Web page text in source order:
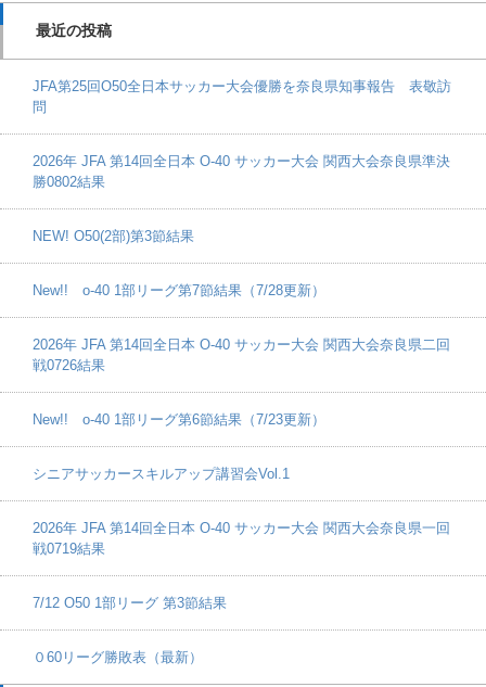
最近の投稿
JFA第25回O50全日本サッカー大会優勝を奈良県知事報告 表敬訪
問
2026年 JFA 第14回全日本 O-40 サッカー大会 関西大会奈良県準決
勝0802結果
NEW! O50(2部)第3節結果
New!! o-40 1部リーグ第7節結果（7/28更新）
2026年 JFA 第14回全日本 O-40 サッカー大会 関西大会奈良県二回
戦0726結果
New!! o-40 1部リーグ第6節結果（7/23更新）
シニアサッカースキルアップ講習会Vol.1
2026年 JFA 第14回全日本 O-40 サッカー大会 関西大会奈良県一回
戦0719結果
7/12 O50 1部リーグ 第3節結果
０60リーグ勝敗表（最新）